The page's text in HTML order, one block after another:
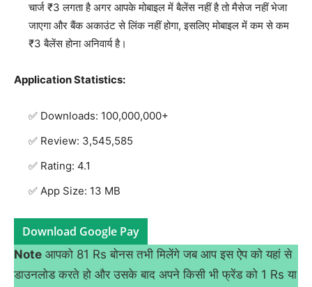
चार्ज ₹3 लगता है अगर आपके मोबाइल में बैलेंस नहीं है तो मैसेज नहीं भेजा
जाएगा और बैंक अकाउंट से लिंक नहीं होगा, इसलिए मोबाइल में कम से कम
₹3 बैलेंस होना अनिवार्य है।
Application Statistics:
Downloads: 100,000,000+
Review: 3,545,585
Rating: 4.1
App Size: 13 MB
Download Google Pay
Note आपको 81 Rs बोनस तभी मिलेंगे जब आप इस ऐप को यहां से
डाउनलोड करते हो और उसके बाद अपने किसी भी फ्रेंड को 1 Rs या